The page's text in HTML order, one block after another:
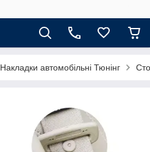
Накладки автомобільні Тюнінг